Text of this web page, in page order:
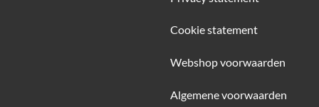
Cookie statement
Webshop voorwaarden
Algemene voorwaarden